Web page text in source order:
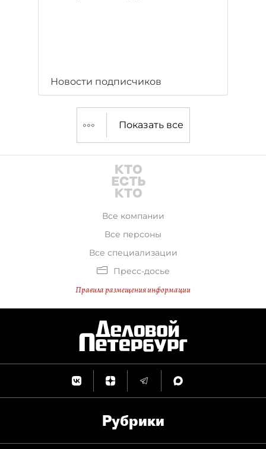
Новости подписчиков
Показать все
Все компании
Все персоны
Все специализации
Пресс-досье
Правила размещения информации
Рубрики